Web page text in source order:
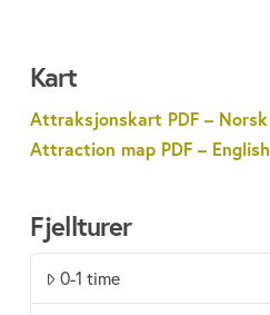
Kart
Attraksjonskart PDF – Norsk
Attraction map PDF – English
Fjellturer
0-1 time